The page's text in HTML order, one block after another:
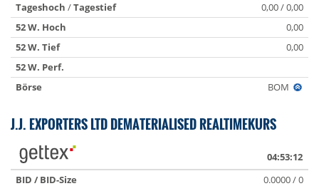
Tageshoch /Tagestief
0,00 / 0,00
52 W. Hoch
0,00
52 W. Tief
0,00
52 W. Perf.
Börse
BOM
J.J. EXPORTERS LTD DEMATERIALISED REALTIMEKURS
04:53:12
BID / BID-Size
0.0000 / 0